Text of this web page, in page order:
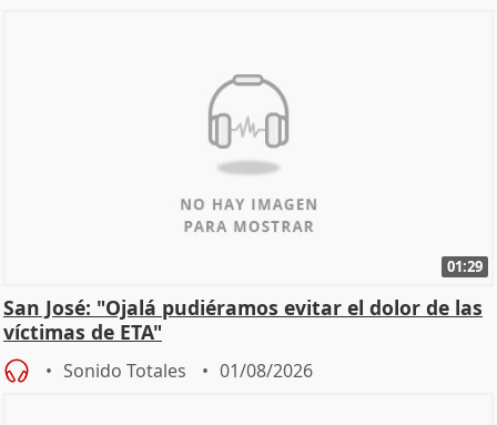
01:29
San José: "Ojalá pudiéramos evitar el dolor de las
víctimas de ETA"
Sonido Totales 01/08/2026